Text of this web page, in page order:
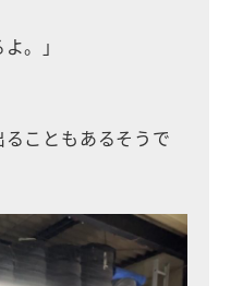
。」
こともあるそうで